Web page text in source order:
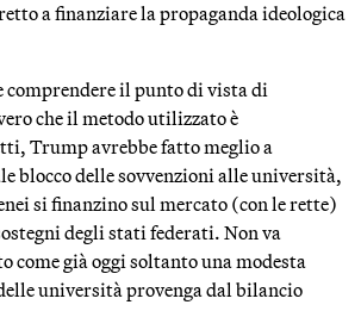
a finanziare la propaganda ideologica
comprendere il punto di vista di
che il metodo utilizzato è
Trump avrebbe fatto meglio a
blocco delle sovvenzioni alle università,
si finanzino sul mercato (con le rette)
degli stati federati. Non va
come già oggi soltanto una modesta
università provenga dal bilancio